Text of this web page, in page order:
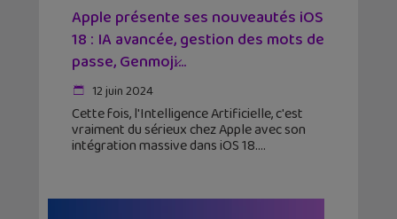
Apple présente ses nouveautés iOS
18 : IA avancée, gestion des mots de
passe, Genmoji̷...
12 juin 2024
Cette fois, l'Intelligence Artificielle, c'est
vraiment du sérieux chez Apple avec son
intégration massive dans iOS 18.